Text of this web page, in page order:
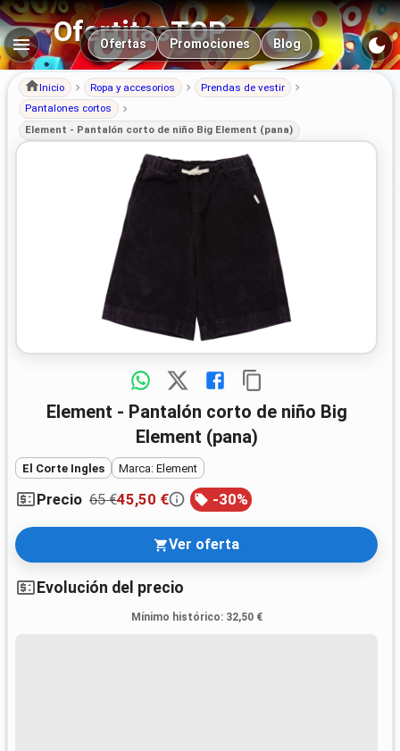
OfertitasTOP
Navegación principal
Ofertas Promociones Blog
Inicio Ropa y accesorios
Prendas de vestir
Pantalones cortos
Element - Pantalón corto de niño Big Element (pana)
Element - Pantalón corto de niño Big
Element (pana)
El Corte Ingles Marca: Element
Precio 65 €45,50 € -30%
Ver oferta
Evolución del precio
Mínimo histórico: 32,50 €